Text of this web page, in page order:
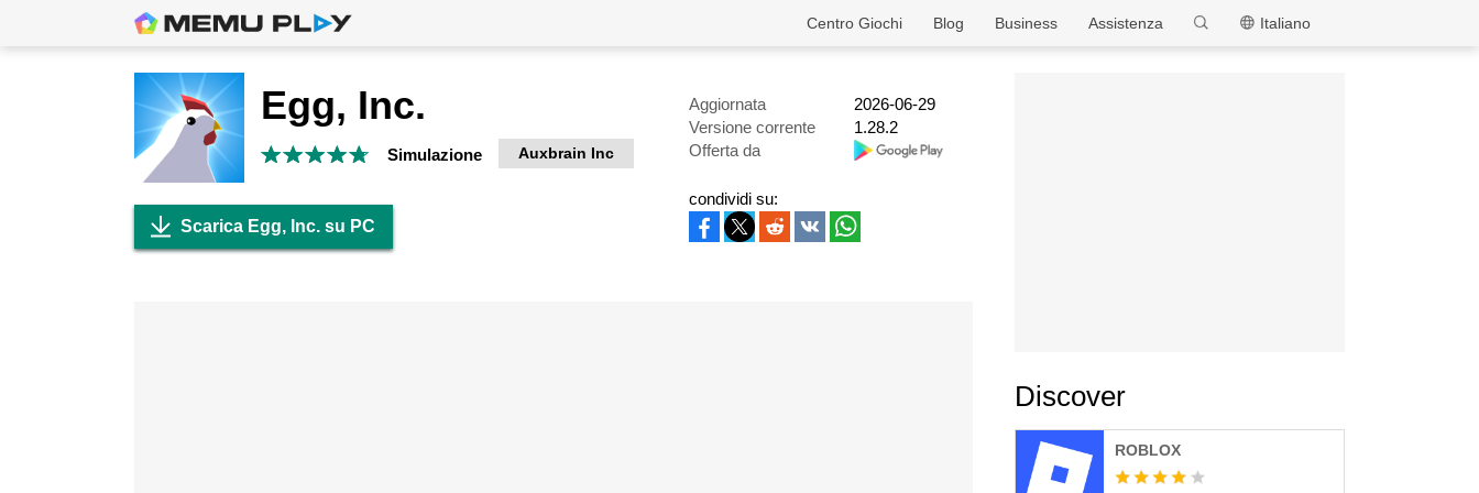
MEmu
Italiano
Assistenza
Business
Blog
Centro Giochi
Egg, Inc.
Simulazione Auxbrain Inc
Aggiornata
2026-06-29
Versione corrente
1.28.2
Offerta da
Scarica Egg, Inc. su PC
condividi su:
Discover
ROBLOX